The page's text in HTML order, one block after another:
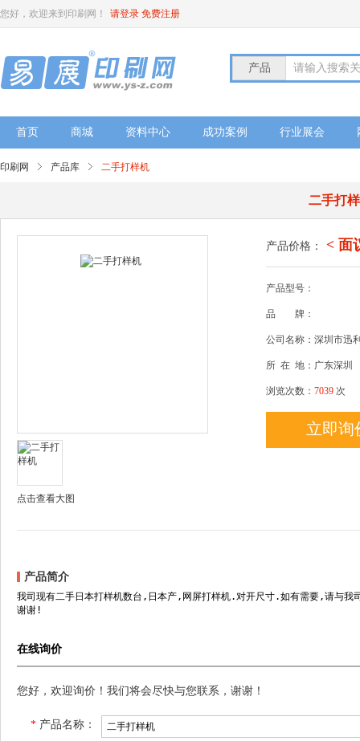
您好，欢迎来到印刷网！ 请登录 免费注册
产品 请输入搜索
首页 商城 资料中心 成功案例 行业展会
印刷网 产品库 二手打样机
二手打
点击查看大图
产品价格： < 面
产品型号：
品 牌：
公司名称：深圳市迅
所 在 地：广东深圳
浏览次数： 7039 次
立即询
产品简介
我司现有二手日本打样机数台,日本产,网屏打样机.对开尺寸.如有需要,请与我
谢谢!
在线询价
您好，欢迎询价！我们将会尽快与您联系，谢谢！
* 产品名称：